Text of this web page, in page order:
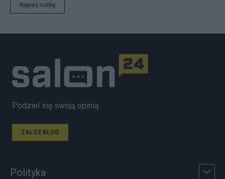
Napisz notkę
Podziel się swoją opinią
ZAŁÓŻ BLOG
Polityka